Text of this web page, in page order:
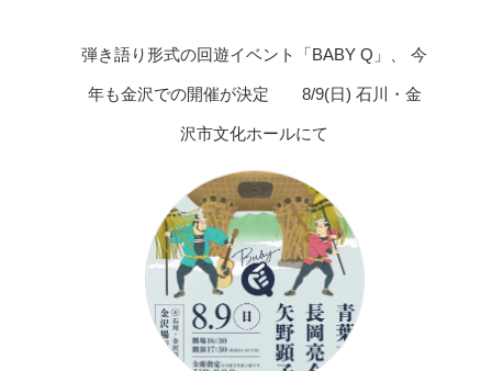
弾き語り形式の回遊イベント「BABY Q」、 今
年も金沢での開催が決定 8/9(日) 石川・金
沢市文化ホールにて